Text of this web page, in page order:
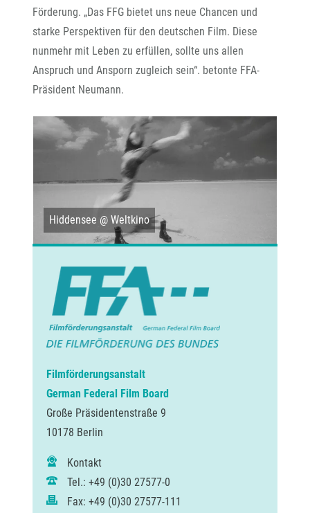
Förderung. „Das FFG bietet uns neue Chancen und
starke Perspektiven für den deutschen Film. Diese
nunmehr mit Leben zu erfüllen, sollte uns allen
Anspruch und Ansporn zugleich sein“. betonte FFA-
Präsident Neumann.
Hiddensee @ Weltkino
Filmförderungsanstalt
German Federal Film Board
Große Präsidentenstraße 9
10178 Berlin
Kontakt
Tel.: +49 (0)30 27577-0
Fax: +49 (0)30 27577-111